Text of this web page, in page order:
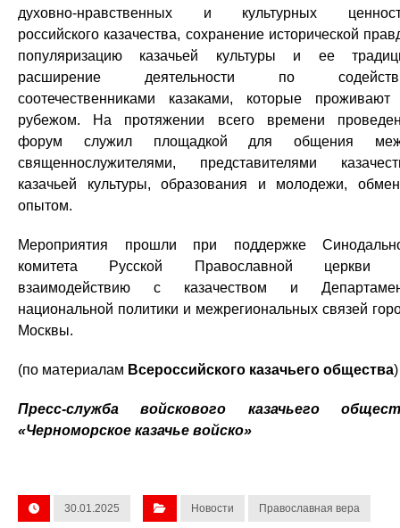
духовно-нравственных и культурных
российского казачества, сохранение исторической
популяризацию казачьей культуры и ее
расширение деятельности по
соотечественниками казаками, которые проживают
рубежом. На протяжении всего времени
форум служил площадкой для общения
священнослужителями, представителями
казачьей культуры, образования и молодежи,
опытом.
Мероприятия прошли при поддержке
комитета Русской Православной церкви
взаимодействию с казачеством и
национальной политики и межрегиональных связей
Москвы.
(по материалам Всероссийского казачьего общества)
Пресс-служба войскового казачьего
«Черноморское казачье войско»
30.01.2025 Новости Православная вера